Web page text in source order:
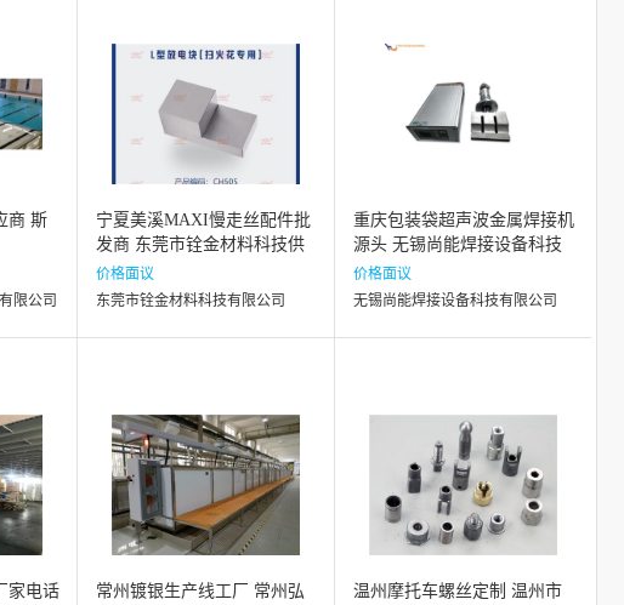
商 斯
限公司
宁夏美溪MAXI慢走丝配件批
发商 东莞市铨金材料科技供
应
价格面议
东莞市铨金材料科技有限公司
重庆包装袋超声波金属焊接机
源头 无锡尚能焊接设备科技
供应
价格面议
无锡尚能焊接设备科技有限公司
家电话
常州镀银生产线工厂 常州弘
温州摩托车螺丝定制 温州市